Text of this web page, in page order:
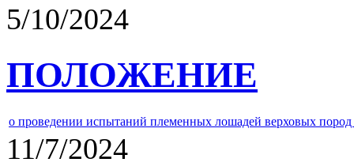
5/10/2024
ПОЛОЖЕНИЕ
о проведении испытаний племенных лошадей верховых
11/7/2024